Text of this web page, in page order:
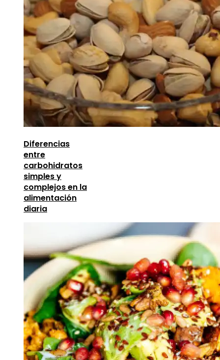
Diferencias
entre
carbohidratos
simples y
complejos en la
alimentación
diaria